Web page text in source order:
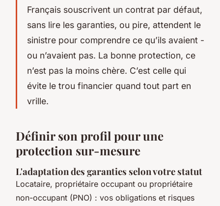
Français souscrivent un contrat par défaut,
sans lire les garanties, ou pire, attendent le
sinistre pour comprendre ce qu’ils avaient -
ou n’avaient pas. La bonne protection, ce
n’est pas la moins chère. C’est celle qui
évite le trou financier quand tout part en
vrille.
Définir son profil pour une
protection sur-mesure
L'adaptation des garanties selon votre statut
Locataire, propriétaire occupant ou propriétaire
non-occupant (PNO) : vos obligations et risques